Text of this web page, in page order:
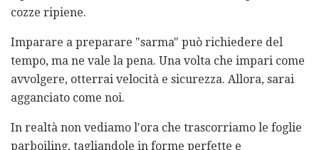
cozze ripiene.
Imparare a preparare "sarma" può richiedere del
tempo, ma ne vale la pena. Una volta che impari come
avvolgere, otterrai velocità e sicurezza. Allora, sarai
agganciato come noi.
In realtà non vediamo l'ora che trascorriamo le foglie
parboiling, tagliandole in forme perfette e